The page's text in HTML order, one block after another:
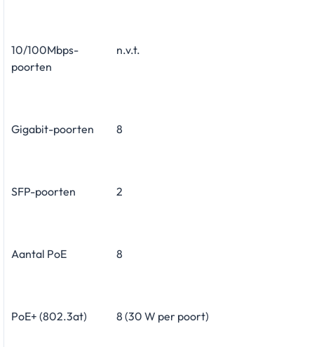
10/100Mbps-
poorten
n.v.t.
Gigabit-poorten 8
SFP-poorten 2
Aantal PoE 8
PoE+ (802.3at) 8 (30 W per poort)